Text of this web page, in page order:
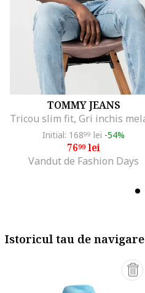
TOMMY JEANS
Initial: 16899 lei -54%
7699lei
Vandut de Fashion Days
Istoricul tau de navigare